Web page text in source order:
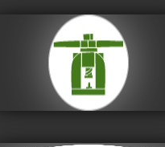
Casa Nacional
Moneda
Visitar